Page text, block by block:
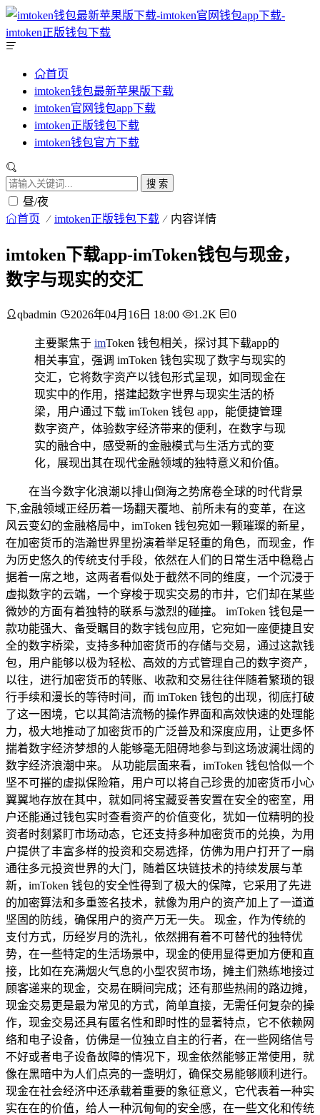
首页
imtoken钱包最新苹果版下载
imtoken官网钱包app下载
imtoken正版钱包下载
imtoken钱包官方下载
搜 索
昼/夜
首页 imtoken正版钱包下载 内容详情
imtoken下载app-imToken钱包与现金，
数字与现实的交汇
qbadmin 2026年04月16日 18:00 1.2K 0
主要聚焦于 imToken 钱包相关，探讨其下载app的
相关事宜，强调 imToken 钱包实现了数字与现实的
交汇，它将数字资产以钱包形式呈现，如同现金在
现实中的作用，搭建起数字世界与现实生活的桥
梁，用户通过下载 imToken 钱包 app，能便捷管理
数字资产，体验数字经济带来的便利，在数字与现
实的融合中，感受新的金融模式与生活方式的变
化，展现出其在现代金融领域的独特意义和价值。
在当今数字化浪潮以排山倒海之势席卷全球的时代背景
下,金融领域正经历着一场翻天覆地、前所未有的变革，在这
风云变幻的金融格局中，imToken 钱包宛如一颗璀璨的新星，
在加密货币的浩瀚世界里扮演着举足轻重的角色，而现金，作
为历史悠久的传统支付手段，依然在人们的日常生活中稳稳占
据着一席之地，这两者看似处于截然不同的维度，一个沉浸于
虚拟数字的云端，一个穿梭于现实交易的市井，它们却在某些
微妙的方面有着独特的联系与激烈的碰撞。 imToken 钱包是一
款功能强大、备受瞩目的数字钱包应用，它宛如一座便捷且安
全的数字桥梁，支持多种加密货币的存储与交易，通过这款钱
包，用户能够以极为轻松、高效的方式管理自己的数字资产，
以往，进行加密货币的转账、收款和交易往往伴随着繁琐的银
行手续和漫长的等待时间，而 imToken 钱包的出现，彻底打破
了这一困境，它以其简洁流畅的操作界面和高效快速的处理能
力，极大地推动了加密货币的广泛普及和深度应用，让更多怀
揣着数字经济梦想的人能够毫无阻碍地参与到这场波澜壮阔的
数字经济浪潮中来。 从功能层面来看，imToken 钱包恰似一个
坚不可摧的虚拟保险箱，用户可以将自己珍贵的加密货币小心
翼翼地存放在其中，就如同将宝藏妥善安置在安全的密室，用
户还能通过钱包实时查看资产的价值变化，犹如一位精明的投
资者时刻紧盯市场动态，它还支持多种加密货币的兑换，为用
户提供了丰富多样的投资和交易选择，仿佛为用户打开了一扇
通往多元投资世界的大门，随着区块链技术的持续发展与革
新，imToken 钱包的安全性得到了极大的保障，它采用了先进
的加密算法和多重签名技术，就像为用户的资产加上了一道道
坚固的防线，确保用户的资产万无一失。 现金，作为传统的
支付方式，历经岁月的洗礼，依然拥有着不可替代的独特优
势，在一些特定的生活场景中，现金的使用显得更加方便和直
接，比如在充满烟火气息的小型农贸市场，摊主们熟练地接过
顾客递来的现金，交易在瞬间完成；还有那些热闹的路边摊，
现金交易更是最为常见的方式，简单直接，无需任何复杂的操
作，现金交易还具有匿名性和即时性的显著特点，它不依赖网
络和电子设备，仿佛是一位独立自主的行者，在一些网络信号
不好或者电子设备故障的情况下，现金依然能够正常使用，就
像在黑暗中为人们点亮的一盏明灯，确保交易能够顺利进行。
现金在社会经济中还承载着重要的象征意义，它代表着一种实
实在在的价值，给人一种沉甸甸的安全感，在一些文化和传统